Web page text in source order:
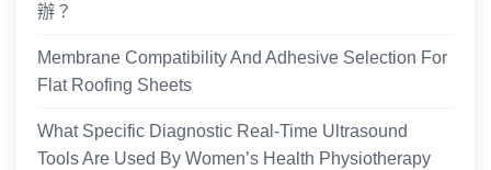
辦？
Membrane Compatibility And Adhesive Selection For
Flat Roofing Sheets
What Specific Diagnostic Real-Time Ultrasound
Tools Are Used By Women’s Health Physiotherapy